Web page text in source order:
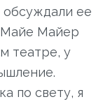
ее
Майе Майер
театре, у
по свету, я